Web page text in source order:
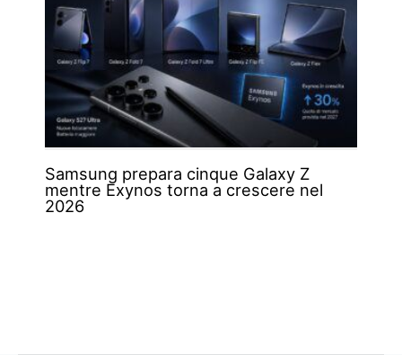
Samsung prepara cinque Galaxy Z
mentre Exynos torna a crescere nel
2026